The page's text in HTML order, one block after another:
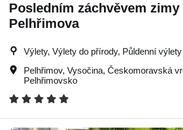
Posledním záchvěvem zimy
Pelhřimova
Výlety, Výlety do přírody, Půldenní výlety
Pelhřimov, Vysočina, Českomoravská
Pelhřimovsko